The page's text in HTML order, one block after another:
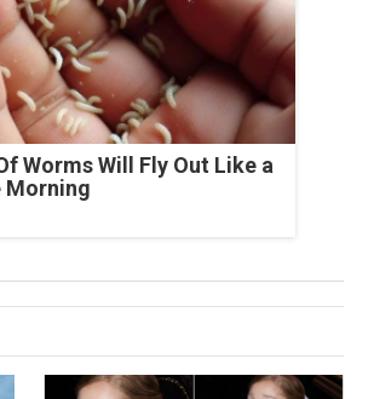
Worms Will Fly Out Like a
Morning